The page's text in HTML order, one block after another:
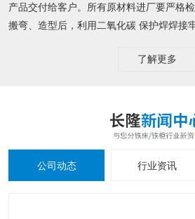
产品交付给客户。所有原材料进厂要严格
搬弯、造型后，利用二氧化碳 保护焊焊接
了解更多
公司动态 行业资讯